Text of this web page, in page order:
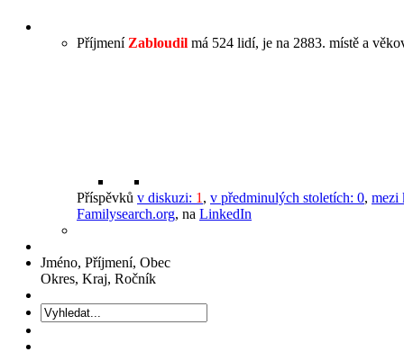
Příjmení Zabloudil má 524 lidí, je na 2883. místě a
Příspěvků v diskuzi: 1 , v předminulých stoletích: 0, mezi
Familysearch.org, na LinkedIn
Jméno, Příjmení, Obec
Okres, Kraj, Ročník